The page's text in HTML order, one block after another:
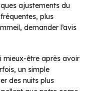
ajustements du
plus
demander l’avis
mieux-être après avoir
un simple
des nuits plus